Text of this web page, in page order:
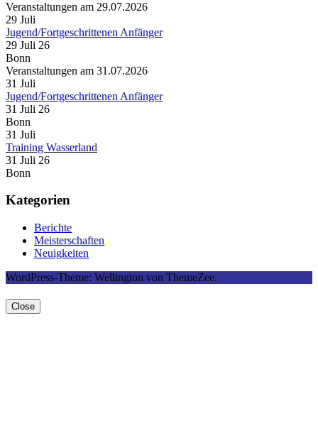
Veranstaltungen am 29.07.2026
29 Juli
Jugend/Fortgeschrittenen Anfänger
29 Juli 26
Bonn
Veranstaltungen am 31.07.2026
31 Juli
Jugend/Fortgeschrittenen Anfänger
31 Juli 26
Bonn
31 Juli
Training Wasserland
31 Juli 26
Bonn
Kategorien
Berichte
Meisterschaften
Neuigkeiten
WordPress-Theme: Wellington von ThemeZee.
Close